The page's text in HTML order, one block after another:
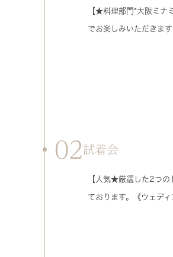
【★料理部門*大阪ミナ
でお楽しみいただきま
02試着会
【人気★厳選した2つの
ております。《ウェデ